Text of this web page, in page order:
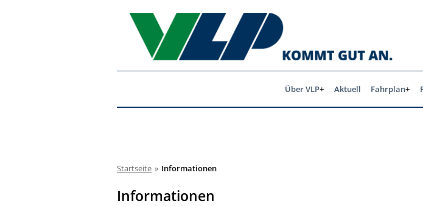
Über VLP Aktuell Fahrplan
Startseite » Informationen
Informationen